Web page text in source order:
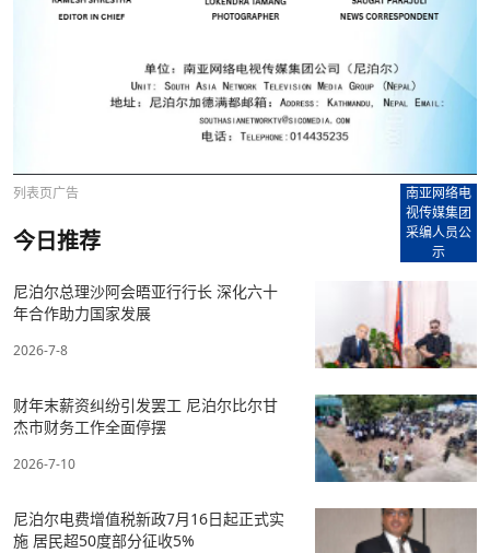
列表页广告
南亚网络电
视传媒集团
采编人员公
示
今日推荐
尼泊尔总理沙阿会晤亚行行长 深化六十
年合作助力国家发展
2026-7-8
财年末薪资纠纷引发罢工 尼泊尔比尔甘
杰市财务工作全面停摆
2026-7-10
尼泊尔电费增值税新政7月16日起正式实
施 居民超50度部分征收5%